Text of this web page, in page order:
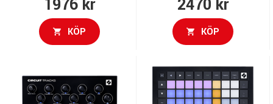
1976 kr
KÖP
2470 kr
KÖP